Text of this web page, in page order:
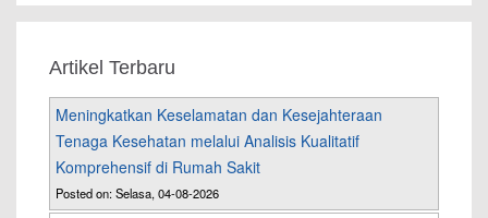
Artikel Terbaru
Meningkatkan Keselamatan dan Kesejahteraan
Tenaga Kesehatan melalui Analisis Kualitatif
Komprehensif di Rumah Sakit
Posted on: Selasa, 04-08-2026